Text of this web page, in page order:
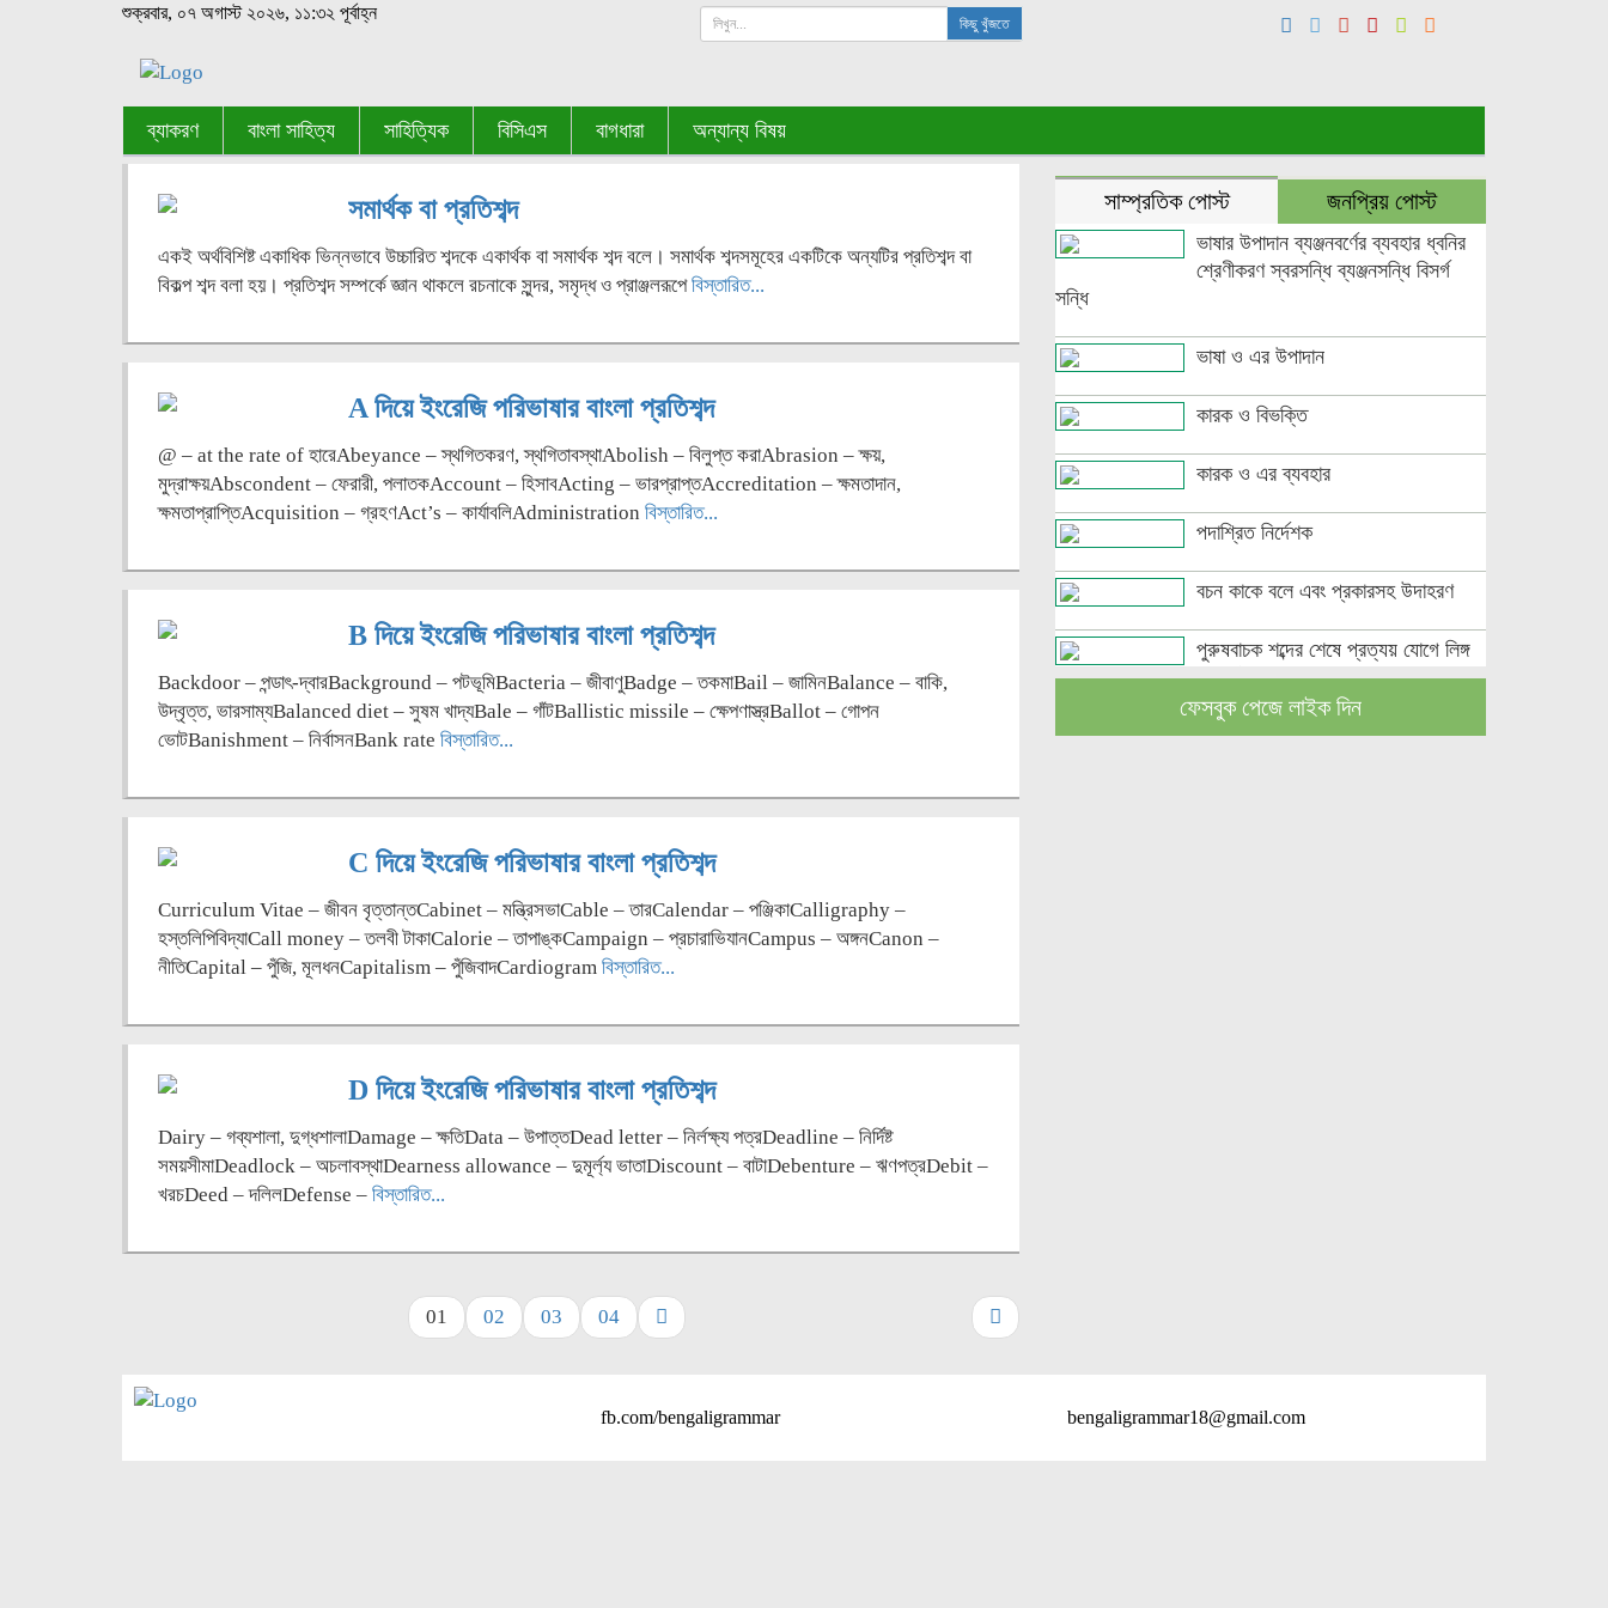
শুক্রবার, ০৭ অগাস্ট ২০২৬, ১১:৩২ পূর্বাহ্ন
কিছু খুঁজতে
ব্যাকরণ বাংলা সাহিত্য সাহিত্যিক বিসিএস বাগধারা অন্যান্য বিষয়
সমার্থক বা প্রতিশব্দ
একই অর্থবিশিষ্ট একাধিক ভিন্নভাবে উচ্চারিত শব্দকে একার্থক বা সমার্থক শব্দ বলে। সমার্থক শব্দসমূহের একটিকে অন্যটির প্রতিশব্দ বা
বিকল্প শব্দ বলা হয়। প্রতিশব্দ সম্পর্কে জ্ঞান থাকলে রচনাকে সুন্দর, সমৃদ্ধ ও প্রাঞ্জলরূপেবিস্তারিত...
A দিয়ে ইংরেজি পরিভাষার বাংলা প্রতিশব্দ
@ – at the rate of হারেAbeyance – স্থগিতকরণ, স্থগিতাবস্থাAbolish – বিলুপ্ত করাAbrasion – ক্ষয়,
মুদ্রাক্ষয়Abscondent – ফেরারী, পলাতকAccount – হিসাবActing – ভারপ্রাপ্তAccreditation – ক্ষমতাদান,
ক্ষমতাপ্রাপ্তিAcquisition – গ্রহণAct’s – কার্যাবলিAdministration বিস্তারিত...
B দিয়ে ইংরেজি পরিভাষার বাংলা প্রতিশব্দ
Backdoor – পন্ডাৎ-দ্বারBackground – পটভূমিBacteria – জীবাণুBadge – তকমাBail – জামিনBalance – বাকি,
উদ্বৃত্ত, ভারসাম্যBalanced diet – সুষম খাদ্যBale – গাঁটBallistic missile – ক্ষেপণাস্ত্রBallot – গোপন
ভোটBanishment – নির্বাসনBank rate বিস্তারিত...
C দিয়ে ইংরেজি পরিভাষার বাংলা প্রতিশব্দ
Curriculum Vitae – জীবন বৃত্তান্তCabinet – মন্ত্রিসভাCable – তারCalendar – পঞ্জিকাCalligraphy –
হস্তলিপিবিদ্যাCall money – তলবী টাকাCalorie – তাপাঙ্কCampaign – প্রচারাভিযানCampus – অঙ্গনCanon –
নীতিCapital – পুঁজি, মূলধনCapitalism – পুঁজিবাদCardiogram বিস্তারিত...
D দিয়ে ইংরেজি পরিভাষার বাংলা প্রতিশব্দ
Dairy – গব্যশালা, দুগ্ধশালাDamage – ক্ষতিData – উপাত্তDead letter – নির্লক্ষ্য পত্রDeadline – নির্দিষ্ট
সময়সীমাDeadlock – অচলাবস্থাDearness allowance – দুমূর্ল্য ভাতাDiscount – বাটাDebenture – ঋণপত্রDebit –
খরচDeed – দলিলDefense – বিস্তারিত...
01 02 03 04
সাম্প্রতিক পোস্ট জনপ্রিয় পোস্ট
ভাষার উপাদান ব্যঞ্জনবর্ণের ব্যবহার ধ্বনির
শ্রেণীকরণ স্বরসন্ধি ব্যঞ্জনসন্ধি বিসর্গ
সন্ধি
ভাষা ও এর উপাদান
কারক ও বিভক্তি
কারক ও এর ব্যবহার
পদাশ্রিত নির্দেশক
বচন কাকে বলে এবং প্রকারসহ উদাহরণ
পুরুষবাচক শব্দের শেষে প্রত্যয় যোগে লিঙ্গ
পরিবর্তনের উদাহরণ
পুরুষ বা স্ত্রীবাচক শব্দ যোগে লিঙ্গ পরিবর্তনের
ফেসবুক পেজে লাইক দিন
fb.com/bengaligrammar bengaligrammar18@gmail.com